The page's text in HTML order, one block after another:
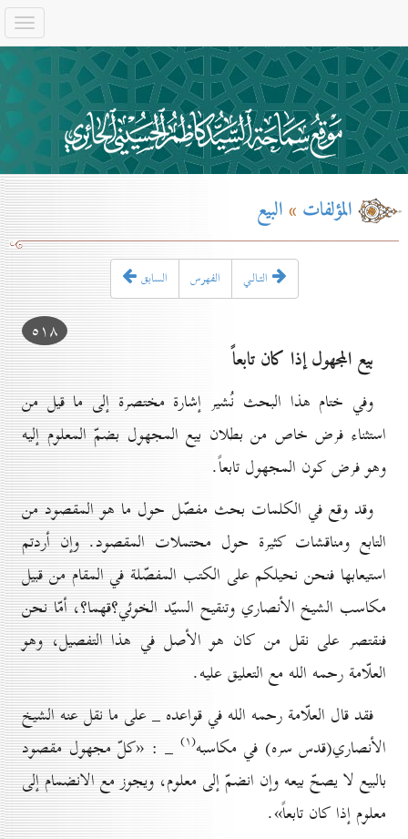
المؤلفات»البيع
السابق الفهرس التـالـي
٥۱۸
بیع المجهول إذا کان تابعاً
وفي ختام هذا البحث نُشير إشارة مختصرة إلى ما قيل من
استثناء فرض خاص من بطلان بيع المجهول بضمّ المعلوم إليه
وهو فرض كون المجهول تابعاً.
وقد وقع في الكلمات بحث مفصّل حول ما هو المقصود من
التابع ومناقشات كثيرة حول محتملات المقصود. وإن أردتم
استيعابها فنحن نحيلكم على الكتب المفصّلة في المقام من قبيل
مكاسب الشيخ الأنصاري وتنقيح السيّد الخوئي؟قهما؟، أمّا نحن
فنقتصر على نقل من كان هو الأصل في هذا التفصيل، وهو
العلّامة رحمه الله مع التعليق عليه.
فقد قال العلّامة رحمه الله في قواعده _ على ما نقل عنه الشيخ
الأنصاري(قدس سره) في مكاسبه(۱)
_ : «كلّ مجهول مقصود
بالبيع لا يصحّ بيعه وإن انضمّ إلى معلوم، ويجوز مع الانضمام إلى
معلوم إذا كان تابعاً».